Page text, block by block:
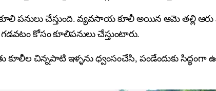
చేస్తుంది. వ్యవసాయ కూలీ అయిన ఆమె తల్లి ఆరు
కోసం కూలిపనులు చేస్తుంటారు.
చిన్నపాటి ఇళ్ళను ధ్వంసంచేసి, పండేందుకు సిద్ధంగా